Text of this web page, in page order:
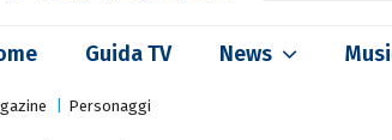
Guida TV News
Personaggi